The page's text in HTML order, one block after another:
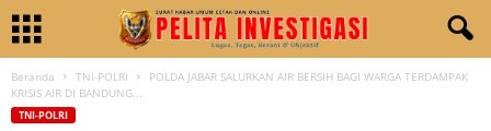
Beranda TNI-POLRI
POLDA JABAR SALURKAN AIR BERSIH BAGI WARGA TERDAMPAK
KRISIS AIR DI BANDUNG...
TNI-POLRI